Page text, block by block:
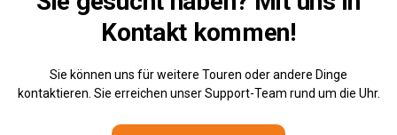
Kontakt kommen!
Sie können uns für weitere Touren oder andere Dinge
kontaktieren. Sie erreichen unser Support-Team rund um die Uhr.